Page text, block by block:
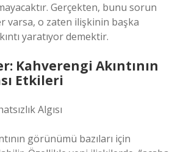
Gerçekten, bunu sorun
varsa, o zaten ilişkinin başka
yaratıyor demektir.
Kahverengi Akıntının
Etkileri
Algısı
görünümü bazıları için